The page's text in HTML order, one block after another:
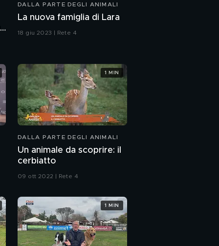
Paco
Pepe
DALLA PARTE DEGLI ANIMALI
La nuova famiglia di Lara
18 giu 2023 | Rete 4
DALLA PARTE DEGLI ANIMALI
Un animale da scoprire: il
cerbiatto
09 ott 2022 | Rete 4
1 MIN
1 MIN